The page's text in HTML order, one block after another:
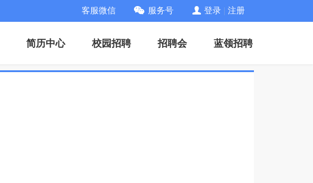
客服微信 服务号 登录 注册
简历中心 校园招聘 招聘会 蓝领招聘